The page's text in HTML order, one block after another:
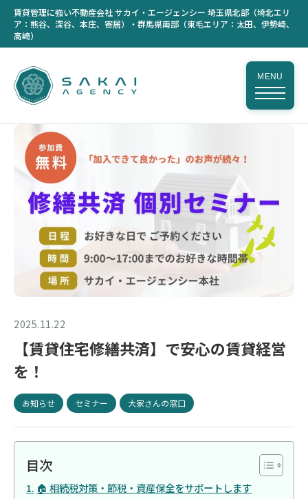
賃貸管理に強い不動産会社 サカイ・エージェンシー 埼玉県北部（埼北エリ
ア：熊谷、深谷、本庄、寄居）・群馬県南部（東毛エリア：太田、伊勢崎、
高崎）
MENU
2025.11.22
【賃貸住宅修繕共済】で安心の賃貸経営
を！
お知らせ セミナー 大家さんの窓口
目次
🏠 相続税対策・節税・資産保全をサポートします